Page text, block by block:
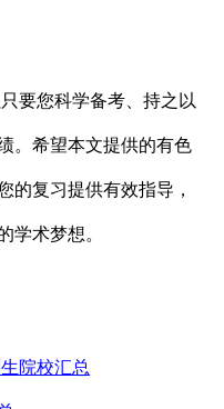
要您科学备考、持之以
。希望本文提供的有色
的复习提供有效指导，
学术梦想。
院校汇总